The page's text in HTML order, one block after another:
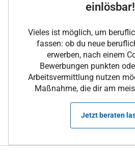
einlösbar!
Vieles ist möglich, um
fassen: ob du neue
erwerben, nach einem
Bewerbungen punkten
Arbeitsvermittlung nutzen
Maßnahme, die dir am
Jetzt beraten